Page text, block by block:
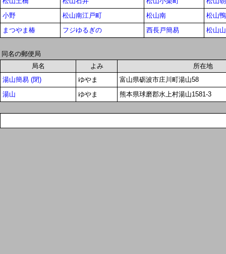
小野
松山南江戸町 松山南
松山
まつやま椿
フジゆるぎの 西長戸簡易 松山
同名の郵便局
局名
よみ
所在地
湯山簡易 (閉)
ゆやま
富山県砺波市庄川町湯山58
湯山
ゆやま 熊本県球磨郡水上村湯山1581-3